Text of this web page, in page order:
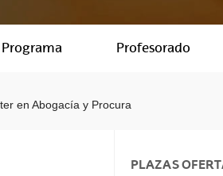
Programa Profesorado
en Abogacía y Procura
PLAZAS